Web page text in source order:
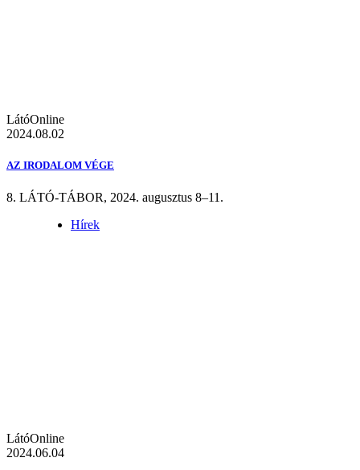
LátóOnline
2024.08.02
AZ IRODALOM VÉGE
8. LÁTÓ-TÁBOR, 2024. augusztus 8–11.
Hírek
LátóOnline
2024.06.04